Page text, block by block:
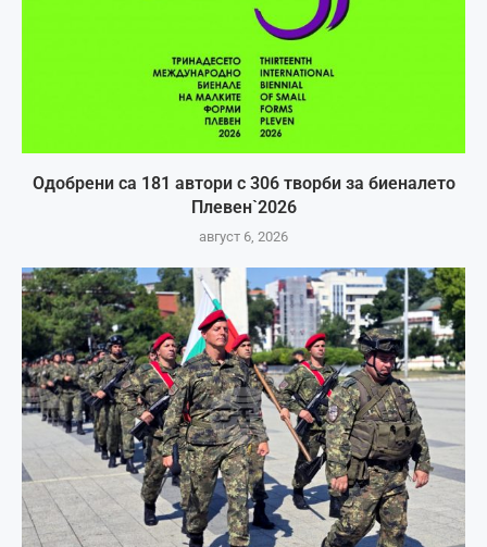
Одобрени са 181 автори с 306 творби за биеналето
Плевен`2026
август 6, 2026